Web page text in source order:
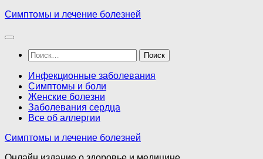
Перейти
содержимому
Симптомы и лечение болезней
Найти:
Инфекционные заболевания
Симптомы и боли
Женские болезни
Заболевания сердца
Все об аллергии
Симптомы и лечение болезней